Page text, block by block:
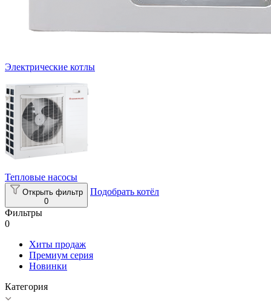
Электрические котлы
Тепловые насосы
Открыть фильтр
0
Подобрать котёл
Фильтры
0
Хиты продаж
Премиум серия
Новинки
Категория